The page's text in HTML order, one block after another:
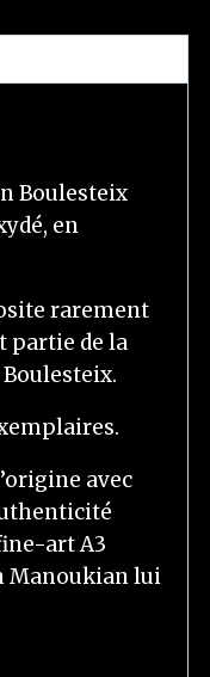
Boulesteix
en
rarement
partie de la
avec
art A3
Manoukian lui